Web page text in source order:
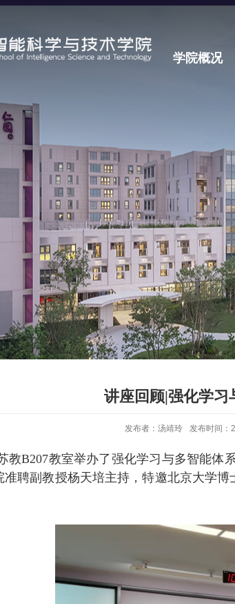
学院概况
讲座回顾|强化学习
发布者：汤靖玲 发布时间：
教B207教室举办了强化学习与多智能
聘副教授杨天培主持，特邀北京大学